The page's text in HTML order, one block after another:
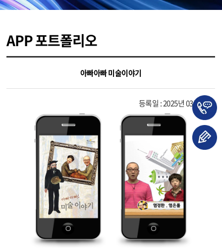
APP 포트폴리오
아빠아빠 미술이야기
등록일 : 2025년 03월 31일